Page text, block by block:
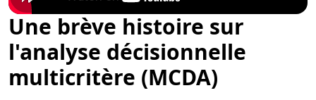
Une brève histoire sur
l'analyse décisionnelle
multicritère (MCDA)